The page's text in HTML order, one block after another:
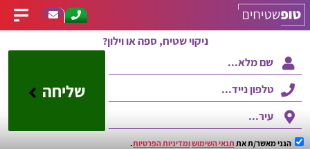
ניקוי שטיח, ספה או וילון?
שליחה
הנני מאשר/ת את תנאי השימושומדיניות הפרטיות.